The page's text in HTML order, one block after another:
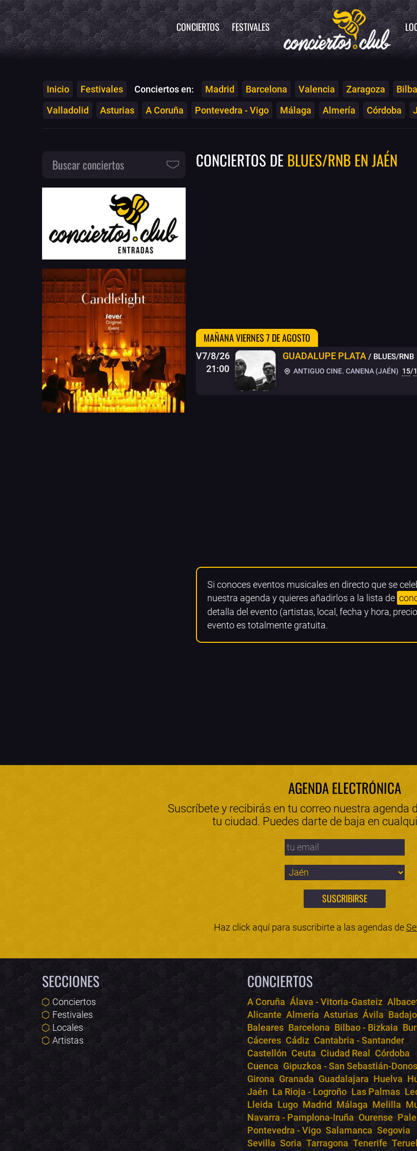
CONCIERTOS FESTIVALES
Inicio Festivales Conciertos en: Madrid Barcelona Valencia Zaragoza
Valladolid
Asturias A Coruña Pontevedra - Vigo Málaga Almería Córdoba
CONCIERTOS DE BLUES/RNB EN JAÉN
MAÑANA VIERNES 7 DE AGOSTO
V7/8/26
21:00
GUADALUPE PLATA / BLUES/RNB
ANTIGUO CINE. CANENA (JAÉN) 15/
Si conoces eventos musicales en directo que se
nuestra agenda y quieres añadirlos a la lista de
detalla del evento (artistas, local, fecha y hora,
evento es totalmente gratuita.
Buscar conciertos
AGENDA ELECTRÓNICA
Suscríbete y recibirás en tu correo nuestra agenda
tu ciudad. Puedes darte de baja en
Haz click aquí para suscribirte a las agendas de
SECCIONES
Conciertos
Festivales
Locales
Artistas
CONCIERTOS
A Coruña Álava - Vitoria-Gasteiz
Alicante Almería Asturias Ávila
Baleares Barcelona Bilbao - Bizkaia
Cáceres Cádiz Cantabria - Santander
Castellón Ceuta Ciudad Real
Córdoba
Cuenca Gipuzkoa - San Sebastián-
Girona Granada Guadalajara Huelva
Jaén La Rioja - Logroño Las Palmas
Lleida Lugo Madrid Málaga Melilla
Navarra - Pamplona-Iruña Ourense
Pontevedra - Vigo Salamanca Segovia
Sevilla Soria Tarragona Tenerife Teruel